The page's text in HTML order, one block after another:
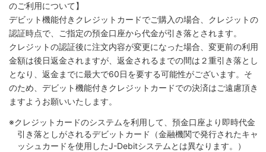
のご利用について】
デビット機能付きクレジットカードでご購入の場合、クレジットの
認証時点で、ご指定の預金口座から代金が引き落とされます。
クレジットの認証後に注文内容が変更になった場合、変更前の利用
金額は後日返金されますが、返金されるまでの間は２重引き落とし
となり、返金までに最大で60日を要する可能性がございます。そ
のため、デビット機能付きクレジットカードでの決済はご遠慮頂き
ますようお願いいたします。
※クレジットカードのシステムを利用して、預金口座より即時代金
引き落としがされるデビットカード（金融機関で発行されたキャ
ッシュカードを使用したJ-Debitシステムとは異なります。）